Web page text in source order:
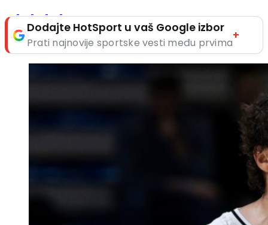
Dodajte HotSport u vaš Google izbor
Prati najnovije sportske vesti među prvima
+